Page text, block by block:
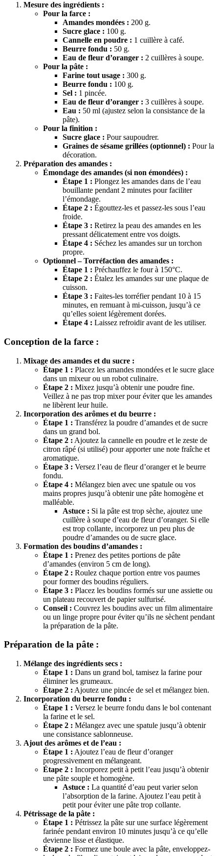
Mesure des ingrédients :
Pour la farce :
Amandes mondées : 200 g.
Sucre glace : 100 g.
Cannelle en poudre : 1 cuillère à café.
Beurre fondu : 50 g.
Eau de fleur d’oranger : 2 cuillères à soupe.
Pour la pâte :
Farine tout usage : 300 g.
Beurre fondu : 100 g.
Sel : 1 pincée.
Eau de fleur d’oranger : 3 cuillères à soupe.
Eau : 50 ml (ajustez selon la consistance de la
pâte).
Pour la finition :
Sucre glace : Pour saupoudrer.
Graines de sésame grillées (optionnel) : Pour la
décoration.
Préparation des amandes :
Émondage des amandes (si non émondées) :
Étape 1 : Plongez les amandes dans de l’eau
bouillante pendant 2 minutes pour faciliter
l’émondage.
Étape 2 : Égouttez-les et passez-les sous l’eau
froide.
Étape 3 : Retirez la peau des amandes en les
pressant délicatement entre vos doigts.
Étape 4 : Séchez les amandes sur un torchon
propre.
Optionnel – Torréfaction des amandes :
Étape 1 : Préchauffez le four à 150°C.
Étape 2 : Étalez les amandes sur une plaque de
cuisson.
Étape 3 : Faites-les torréfier pendant 10 à 15
minutes, en remuant à mi-cuisson, jusqu’à ce
qu’elles soient légèrement dorées.
Étape 4 : Laissez refroidir avant de les utiliser.
Conception de la farce :
Mixage des amandes et du sucre :
Étape 1 : Placez les amandes mondées et le sucre glace
dans un mixeur ou un robot culinaire.
Étape 2 : Mixez jusqu’à obtenir une poudre fine.
Veillez à ne pas trop mixer pour éviter que les amandes
ne libèrent leur huile.
Incorporation des arômes et du beurre :
Étape 1 : Transférez la poudre d’amandes et de sucre
dans un grand bol.
Étape 2 : Ajoutez la cannelle en poudre et le zeste de
citron râpé (si utilisé) pour apporter une note fraîche et
aromatique.
Étape 3 : Versez l’eau de fleur d’oranger et le beurre
fondu.
Étape 4 : Mélangez bien avec une spatule ou vos
mains propres jusqu’à obtenir une pâte homogène et
malléable.
Astuce : Si la pâte est trop sèche, ajoutez une
cuillère à soupe d’eau de fleur d’oranger. Si elle
est trop collante, incorporez un peu plus de
poudre d’amandes ou de sucre glace.
Formation des boudins d’amandes :
Étape 1 : Prenez des petites portions de pâte
d’amandes (environ 5 cm de long).
Étape 2 : Roulez chaque portion entre vos paumes
pour former des boudins réguliers.
Étape 3 : Placez les boudins formés sur une assiette ou
un plateau recouvert de papier sulfurisé.
Conseil : Couvrez les boudins avec un film alimentaire
ou un linge propre pour éviter qu’ils ne sèchent pendant
la préparation de la pâte.
Préparation de la pâte :
Mélange des ingrédients secs :
Étape 1 : Dans un grand bol, tamisez la farine pour
éliminer les grumeaux.
Étape 2 : Ajoutez une pincée de sel et mélangez bien.
Incorporation du beurre fondu :
Étape 1 : Versez le beurre fondu dans le bol contenant
la farine et le sel.
Étape 2 : Mélangez avec une spatule jusqu’à obtenir
une consistance sablonneuse.
Ajout des arômes et de l’eau :
Étape 1 : Ajoutez l’eau de fleur d’oranger
progressivement en mélangeant.
Étape 2 : Incorporez petit à petit l’eau jusqu’à obtenir
une pâte souple et homogène.
Astuce : La quantité d’eau peut varier selon
l’absorption de la farine. Ajoutez l’eau petit à
petit pour éviter une pâte trop collante.
Pétrissage de la pâte :
Étape 1 : Pétrissez la pâte sur une surface légèrement
farinée pendant environ 10 minutes jusqu’à ce qu’elle
devienne lisse et élastique.
Étape 2 : Formez une boule avec la pâte, enveloppez-